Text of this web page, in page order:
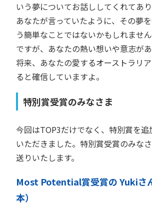
いう夢についてお話ししてくれてあり
あなたが言っていたように、その夢
う簡単なことではないかもしれません
ですが、あなたの熱い想いや意志が
将来、あなたの愛するオーストラリ
ると確信していますよ。
特別賞受賞のみなさま
今回はTOP3だけでなく、特別賞を追
いただきました。特別賞受賞のみな
送りいたします。
Most Potential賞受賞の Yukiさ
本）